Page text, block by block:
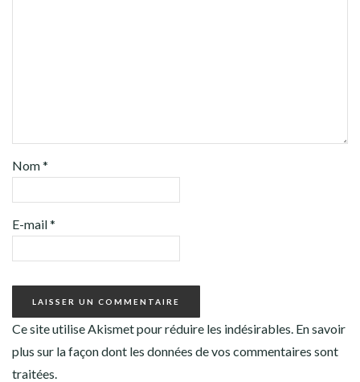
Nom*
E-mail*
Ce site utilise Akismet pour réduire les indésirables. En savoir
plus sur la façon dont les données de vos commentaires sont
traitées